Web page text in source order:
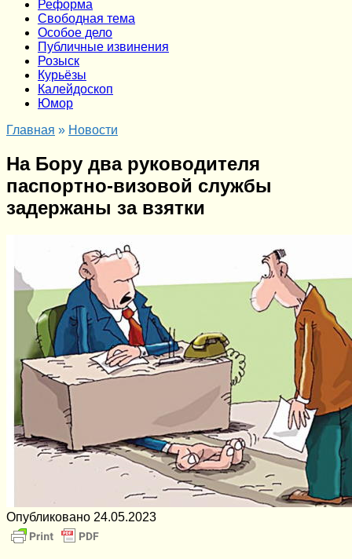
Реформа
Cвободная тема
Особое дело
Публичные извинения
Розыск
Курьёзы
Калейдоскоп
Юмор
Главная » Новости
На Бору два руководителя
паспортно-визовой службы
задержаны за взятки
Опубликовано 24.05.2023